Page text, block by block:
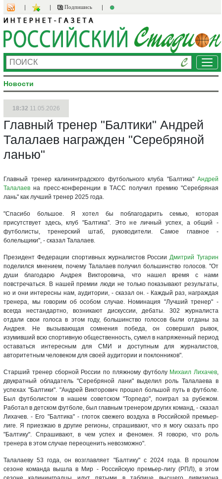
Подпишись
Новости
18:32 11.05.2026
Главный тренер "Балтики" Андрей
Талалаев награжден "Серебряной
ланью"
Главный тренер калининградского футбольного клуба "Балтика" Андрей
Талалаев на пресс-конференции в ТАСС получил премию "Серебряная
лань" как лучший тренер 2025 года.
"Спасибо большое. Я хотел бы поблагодарить семью, которая
присутствует здесь, клуб "Балтика". Это не личный успех, а общий -
футболисты, тренерский штаб, руководители. Самое главное -
болельщики", - сказал Талалаев.
Президент Федерации спортивных журналистов России Дмитрий Тугарин
поделился мнением, почему Талалаев получил большинство голосов. "От
души благодарю Андрея Викторовича, что нашел время с нами
повстречаться. В нашей премии люди не только показывают результаты,
но и они интересны нам, аудитории, - сказал он. - Каждый раз, награждая
тренера, мы говорим об особом случае. Номинация "Лучший тренер" -
всегда нестандартно, возникают дискуссии, дебаты. 302 журналиста
отдали свои голоса в этом году, большинство голосов были отданы за
Андрея. Не вызывающая сомнения победа, он совершил рывок,
изумивший всю спортивную общественность, сумел в напряженный период
оставаться интересным для СМИ и доступным для журналистов,
авторитетным человеком для своей аудитории и поклонников".
Старший тренер сборной России по пляжному футболу Михаил Лихачев,
двукратный обладатель "Серебряной лани" выделил роль Талалаева в
успехах "Балтики". "Андрей Викторович прошел большой путь в футболе.
Был футболистом в нашем советском "Торпедо", поиграл за рубежом.
Работал в детском футболе, был главным тренером других команд, - сказал
Лихачев. - Его "Балтика" - глоток свежего воздуха в Российской премьер-
лиге. Я приезжаю в другие регионы, спрашивают, что я могу сказать про
"Балтику". Спрашивают, в чем успех и феномен. Я говорю, что роль
тренера в этом случае переоценить невозможно".
Талалаеву 53 года, он возглавляет "Балтику" с 2024 года. В прошлом
сезоне команда вышла в Мир - Российскую премьер-лигу (РПЛ), в этом